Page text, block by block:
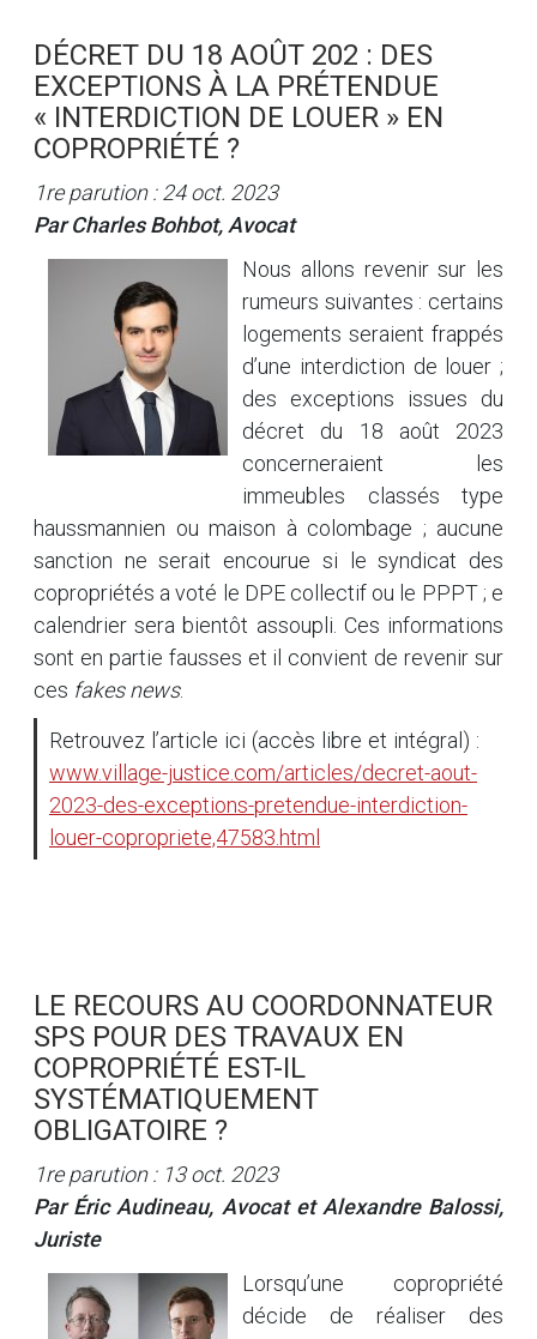
DÉCRET DU 18 AOÛT 202 : DES
EXCEPTIONS À LA PRÉTENDUE
« INTERDICTION DE LOUER » EN
COPROPRIÉTÉ ?
1re parution : 24 oct. 2023
Par Charles Bohbot, Avocat
Nous allons revenir sur les
rumeurs suivantes : certains
logements seraient frappés
d’une interdiction de louer ;
des exceptions issues du
décret du 18 août 2023
concerneraient les
immeubles classés type
haussmannien ou maison à colombage ; aucune
sanction ne serait encourue si le syndicat des
copropriétés a voté le DPE collectif ou le PPPT ; e
calendrier sera bientôt assoupli. Ces informations
sont en partie fausses et il convient de revenir sur
ces fakes news.
Retrouvez l’article ici (accès libre et intégral) :
www.village-justice.com/articles/decret-aout-
2023-des-exceptions-pretendue-interdiction-
louer-copropriete,47583.html
LE RECOURS AU COORDONNATEUR
SPS POUR DES TRAVAUX EN
COPROPRIÉTÉ EST-IL
SYSTÉMATIQUEMENT
OBLIGATOIRE ?
1re parution : 13 oct. 2023
Par Éric Audineau, Avocat et Alexandre Balossi,
Juriste
Lorsqu’une copropriété
décide de réaliser des